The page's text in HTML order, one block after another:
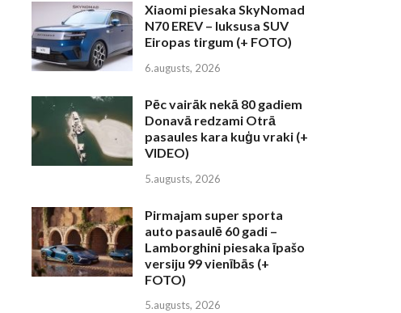
Xiaomi piesaka SkyNomad
N70 EREV – luksusa SUV
Eiropas tirgum (+ FOTO)
6.augusts, 2026
Pēc vairāk nekā 80 gadiem
Donavā redzami Otrā
pasaules kara kuģu vraki (+
VIDEO)
5.augusts, 2026
Pirmajam super sporta
auto pasaulē 60 gadi –
Lamborghini piesaka īpašo
versiju 99 vienībās (+
FOTO)
5.augusts, 2026